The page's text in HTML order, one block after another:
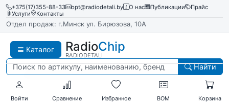
+375(17)355-88-33 opt@radiodetali.by О нас Публикации
Прайс
Услуги
Контакты
Отдел продаж: г.Минск ул. Бирюзова, 10А
Каталог RadioChip
RADIODETALI
Найти
Войти Сравнение Избранное BOM Корзина